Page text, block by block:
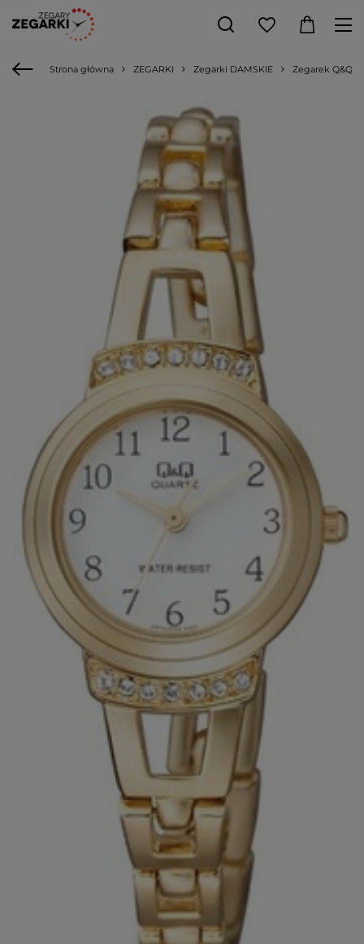
Strona główna ZEGARKI Zegarki DAMSKIE Zegarek Q&Q